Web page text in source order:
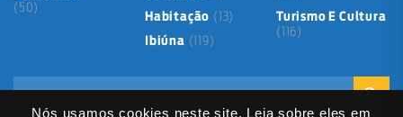
Nós usamos cookies neste site. Leia sobre eles em
(50)
Habitação (13)
Ibiúna (119)
Turismo E Cultura
(116)